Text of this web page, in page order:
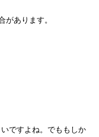
があります。
ですよね。でももしか